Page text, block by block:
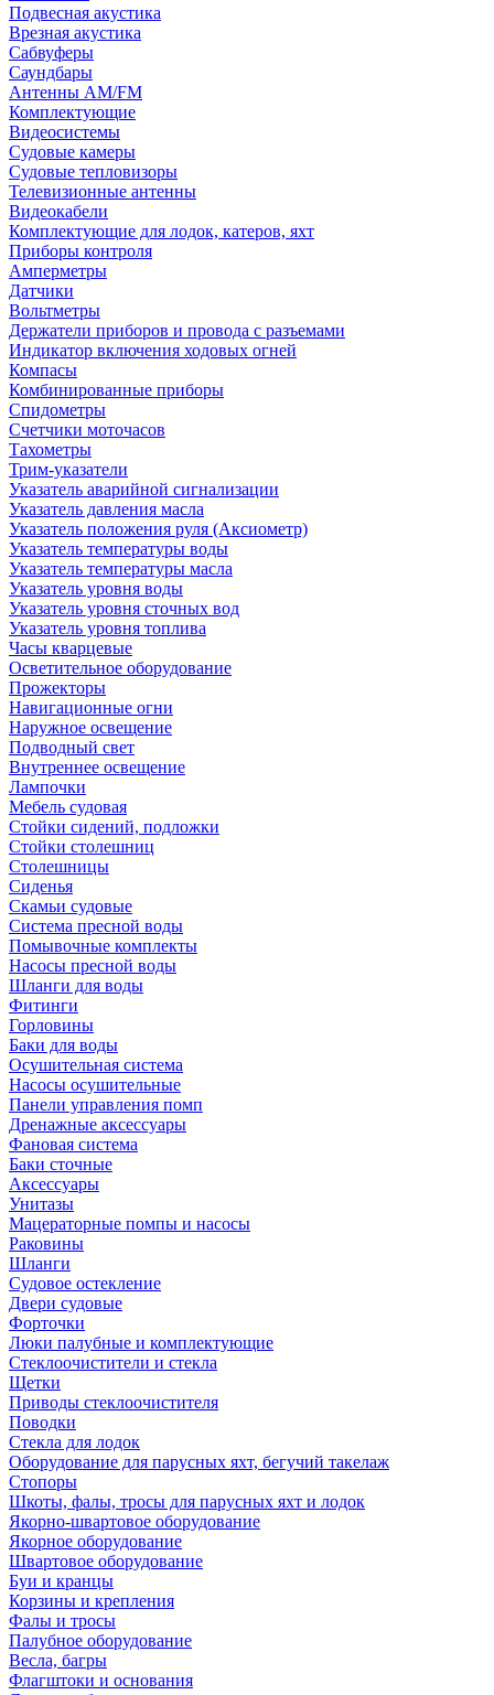
Подвесная акустика
Врезная акустика
Сабвуферы
Саундбары
Антенны AM/FM
Комплектующие
Видеосистемы
Судовые камеры
Cудовые тепловизоры
Телевизионные антенны
Видеокабели
Комплектующие для лодок, катеров, яхт
Приборы контроля
Амперметры
Датчики
Вольтметры
Держатели приборов и провода с разъемами
Индикатор включения ходовых огней
Компасы
Комбинированные приборы
Спидометры
Счетчики моточасов
Тахометры
Трим-указатели
Указатель аварийной сигнализации
Указатель давления масла
Указатель положения руля (Аксиометр)
Указатель температуры воды
Указатель температуры масла
Указатель уровня воды
Указатель уровня сточных вод
Указатель уровня топлива
Часы кварцевые
Осветительное оборудование
Прожекторы
Навигационные огни
Наружное освещение
Подводный свет
Внутреннее освещение
Лампочки
Мебель судовая
Стойки сидений, подложки
Стойки столешниц
Столешницы
Сиденья
Скамьи судовые
Система пресной воды
Помывочные комплекты
Насосы пресной воды
Шланги для воды
Фитинги
Горловины
Баки для воды
Осушительная система
Насосы осушительные
Панели управления помп
Дренажные аксессуары
Фановая система
Баки сточные
Аксессуары
Унитазы
Мацераторные помпы и насосы
Раковины
Шланги
Судовое остекление
Двери судовые
Форточки
Люки палубные и комплектующие
Стеклоочистители и стекла
Щетки
Приводы стеклоочистителя
Поводки
Стекла для лодок
Оборудование для парусных яхт, бегучий такелаж
Стопоры
Шкоты, фалы, тросы для парусных яхт и лодок
Якорно-швартовое оборудование
Якорное оборудование
Швартовое оборудование
Буи и кранцы
Корзины и крепления
Фалы и тросы
Палубное оборудование
Весла, багры
Флагштоки и основания